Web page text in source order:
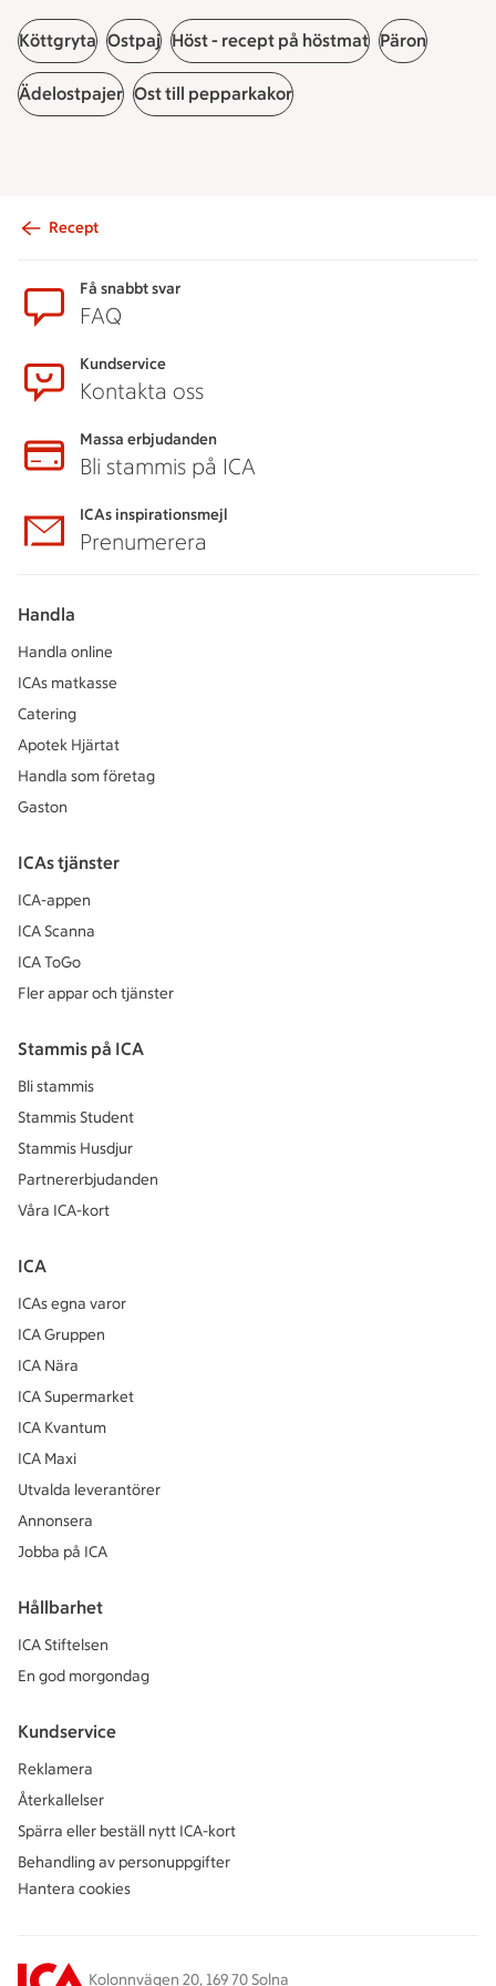
Köttgryta Ostpaj Höst - recept på höstmat Päron
Ädelostpajer Ost till pepparkakor
Recept
Få snabbt svar
FAQ
Kundservice
Kontakta oss
Massa erbjudanden
Bli stammis på ICA
ICAs inspirationsmejl
Prenumerera
Handla
Handla online
ICAs matkasse
Catering
Apotek Hjärtat
Handla som företag
Gaston
ICAs tjänster
ICA-appen
ICA Scanna
ICA ToGo
Fler appar och tjänster
Stammis på ICA
Bli stammis
Stammis Student
Stammis Husdjur
Partnererbjudanden
Våra ICA-kort
ICA
ICAs egna varor
ICA Gruppen
ICA Nära
ICA Supermarket
ICA Kvantum
ICA Maxi
Utvalda leverantörer
Annonsera
Jobba på ICA
Hållbarhet
ICA Stiftelsen
En god morgondag
Kundservice
Reklamera
Återkallelser
Spärra eller beställ nytt ICA-kort
Behandling av personuppgifter
Hantera cookies
Kolonnvägen 20, 169 70 Solna